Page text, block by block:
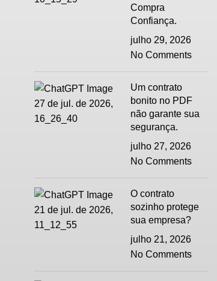
Compra
Confiança.
julho 29, 2026
No Comments
Um contrato
bonito no PDF
não garante sua
segurança.
julho 27, 2026
No Comments
O contrato
sozinho protege
sua empresa?
julho 21, 2026
No Comments